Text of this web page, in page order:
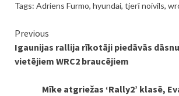
Tags: Adriens Furmo, hyundai, tjerī noivils,
Continue
Reading
Previous
Igaunijas rallija rīkotāji piedāvās
vietējiem WRC2 braucējiem
Mīke atgriežas ‘Rally2’ klasē,